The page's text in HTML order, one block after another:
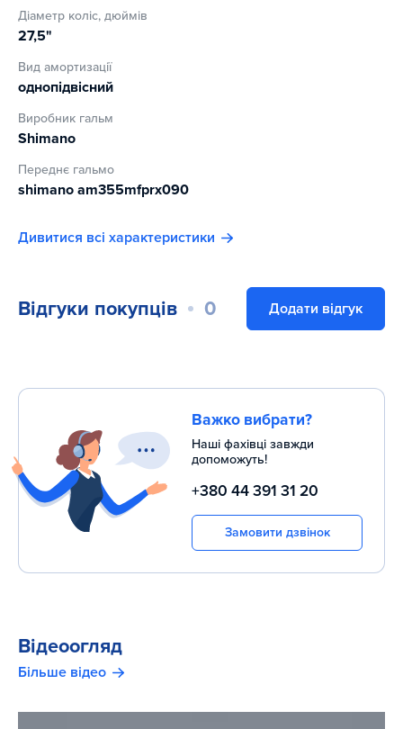
Діаметр коліс, дюймів
27,5"
Вид амортизації
однопідвісний
Виробник гальм
Shimano
Переднє гальмо
shimano am355mfprx090
Дивитися всі характеристики
Відгуки покупців 0 Додати відгук
Важко вибрати?
Наші фахівці завжди
допоможуть!
+380 44 391 31 20
Замовити дзвінок
Відеоогляд
Більше відео